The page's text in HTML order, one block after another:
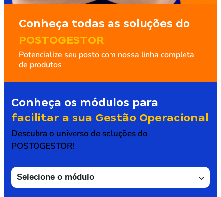
Conheça todas as soluções do
POSTOGESTOR
Potencialize seu posto com nossa linha completa
de produtos
Conheça os módulos para
facilitar a sua Gestão Operacional
Descubra o universo de soluções do
POSTOGESTOR!
Selecione o módulo